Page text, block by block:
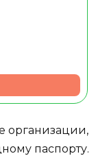
организации,
паспорту.